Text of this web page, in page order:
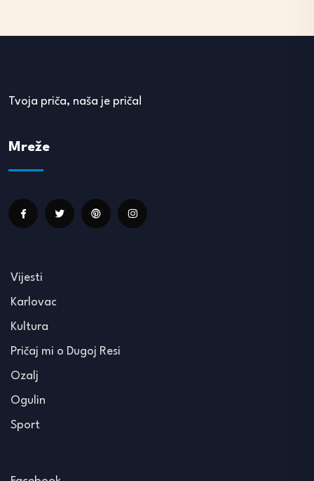
Tvoja priča, naša je priča!
Mreže
Vijesti
Karlovac
Kultura
Pričaj mi o Dugoj Resi
Ozalj
Ogulin
Sport